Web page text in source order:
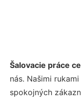
Šalovacie práce
nás. Našimi
spokojných